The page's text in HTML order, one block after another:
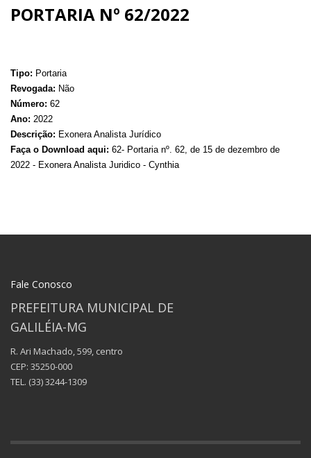
PORTARIA Nº 62/2022
Tipo: Portaria
Revogada: Não
Número: 62
Ano: 2022
Descrição: Exonera Analista Jurídico
Faça o Download aqui: 62- Portaria nº. 62, de 15 de dezembro de
2022 - Exonera Analista Juridico - Cynthia
Fale Conosco
PREFEITURA MUNICIPAL DE
GALILÉIA-MG
R. Ari Machado, 599, centro
CEP: 35250-000
TEL. (33) 3244-1309